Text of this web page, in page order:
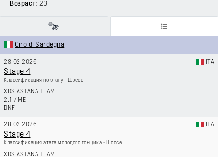
Возраст: 23
Giro di Sardegna
28.02.2026 ITA
Stage 4
Классификация по этапу - Шоссе
XDS ASTANA TEAM
2.1 / ME
DNF
28.02.2026 ITA
Stage 4
Классификация этапа молодого гонщика - Шоссе
XDS ASTANA TEAM